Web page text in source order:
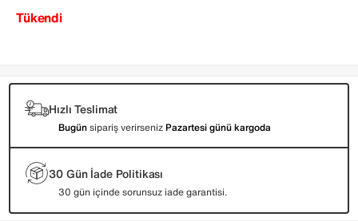
Tükendi
Hızlı Teslimat
Bugünsipariş verirsenizPazartesi günü kargoda
30 Gün İade Politikası
30 gün içinde sorunsuz iade garantisi.